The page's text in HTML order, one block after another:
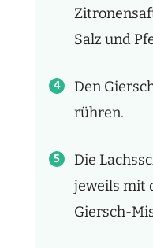
Salz und
Den
rühren.
Die
jeweils mit
Giersch-